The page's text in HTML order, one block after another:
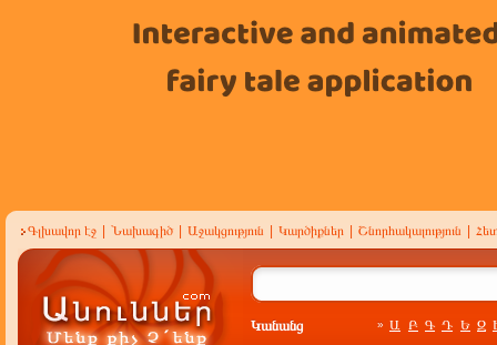
Գլխավոր էջ Նախագիծ Աջակցություն Կարծիքներ Շնորհակալություն
Կանանց » Ա Բ Գ Դ Ե Զ